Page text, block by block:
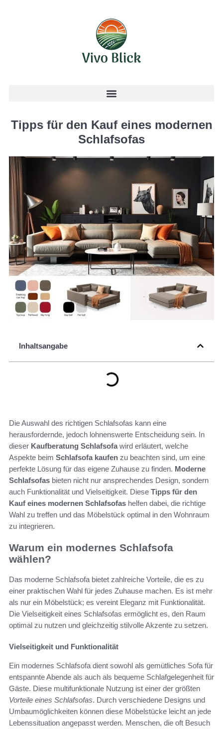
Tipps für den Kauf eines modernen
Schlafsofas
Inhaltsangabe
Die Auswahl des richtigen Schlafsofas kann eine
herausfordernde, jedoch lohnenswerte Entscheidung sein. In
dieser Kaufberatung Schlafsofawird erläutert, welche
Aspekte beim Schlafsofa kaufen zu beachten sind, um eine
perfekte Lösung für das eigene Zuhause zu finden. Moderne
Schlafsofas bieten nicht nur ansprechendes Design, sondern
auch Funktionalität und Vielseitigkeit. Diese Tipps für den
Kauf eines modernen Schlafsofas helfen dabei, die richtige
Wahl zu treffen und das Möbelstück optimal in den Wohnraum
zu integrieren.
Warum ein modernes Schlafsofa
wählen?
Das moderne Schlafsofa bietet zahlreiche Vorteile, die es zu
einer praktischen Wahl für jedes Zuhause machen. Es ist mehr
als nur ein Möbelstück; es vereint Eleganz mit Funktionalität.
Die Vielseitigkeit eines Schlafsofas ermöglicht es, den Raum
optimal zu nutzen und gleichzeitig stilvolle Akzente zu setzen.
Vielseitigkeit und Funktionalität
Ein modernes Schlafsofa dient sowohl als gemütliches Sofa für
entspannte Abende als auch als bequeme Schlafgelegenheit für
Gäste. Diese multifunktionale Nutzung ist einer der größten
Vorteile eines Schlafsofas. Durch verschiedene Designs und
Umbaumöglichkeiten können diese Möbelstücke leicht an jede
Lebenssituation angepasst werden. Menschen, die oft Besuch